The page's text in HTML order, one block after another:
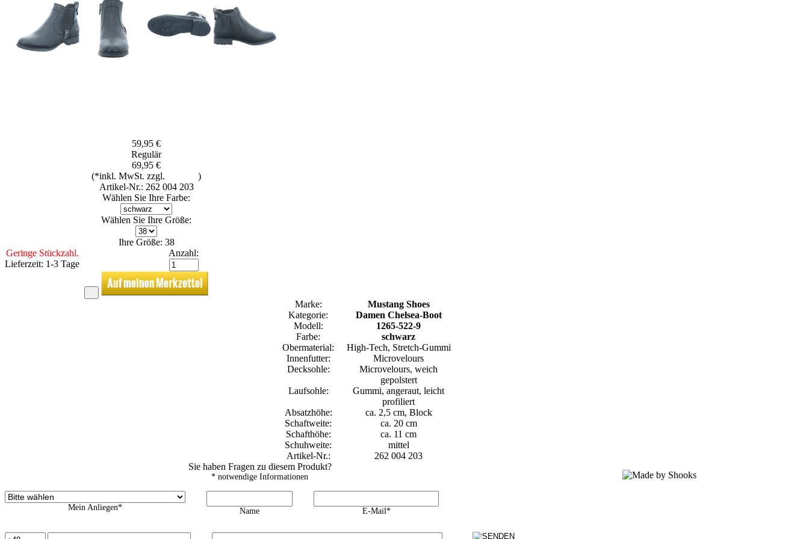
59,95 €
Regulär
69,95 €
(*inkl. MwSt. zzgl.
)
Artikel-Nr.: 262 004 203
Wählen Sie Ihre Farbe:
Wählen Sie Ihre Größe:
Ihre Größe: 38
Geringe Stückzahl.
Lieferzeit: 1-3 Tage
Anzahl:
Marke:
Mustang Shoes
Kategorie:
Damen Chelsea-Boot
Modell:
1265-522-9
Farbe:
schwarz
Obermaterial:
High-Tech, Stretch-Gummi
Innenfutter:
Microvelours
Decksohle:
Microvelours, weich
gepolstert
Laufsohle:
Gummi, angeraut, leicht
profiliert
Absatzhöhe:
ca. 2,5 cm, Block
Schaftweite:
ca. 20 cm
Schafthöhe:
ca. 11 cm
Schuhweite:
mittel
Artikel-Nr.:
262 004 203
Sie haben Fragen zu diesem Produkt?
* notwendige Informationen
Mein Anliegen* Name E-Mail*